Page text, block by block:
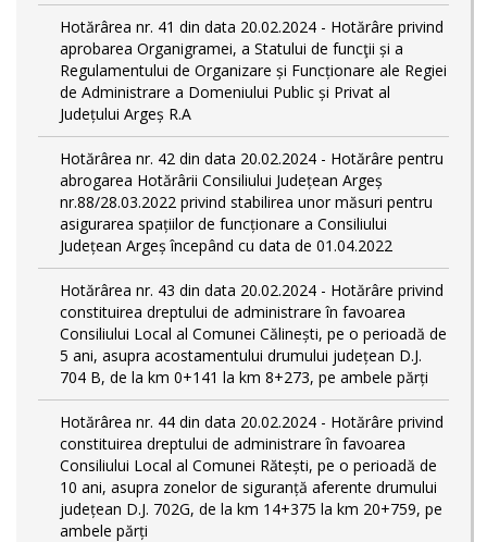
Hotărârea nr. 41 din data 20.02.2024 - Hotărâre privind
aprobarea Organigramei, a Statului de funcţii și a
Regulamentului de Organizare și Funcționare ale Regiei
de Administrare a Domeniului Public și Privat al
Județului Argeș R.A
Hotărârea nr. 42 din data 20.02.2024 - Hotărâre pentru
abrogarea Hotărârii Consiliului Județean Argeș
nr.88/28.03.2022 privind stabilirea unor măsuri pentru
asigurarea spațiilor de funcționare a Consiliului
Județean Argeș începând cu data de 01.04.2022
Hotărârea nr. 43 din data 20.02.2024 - Hotărâre privind
constituirea dreptului de administrare în favoarea
Consiliului Local al Comunei Călinești, pe o perioadă de
5 ani, asupra acostamentului drumului județean D.J.
704 B, de la km 0+141 la km 8+273, pe ambele părți
Hotărârea nr. 44 din data 20.02.2024 - Hotărâre privind
constituirea dreptului de administrare în favoarea
Consiliului Local al Comunei Rătești, pe o perioadă de
10 ani, asupra zonelor de siguranță aferente drumului
județean D.J. 702G, de la km 14+375 la km 20+759, pe
ambele părți